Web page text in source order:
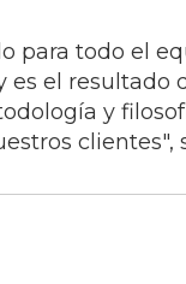
para todo el
el resultado
y
clientes",